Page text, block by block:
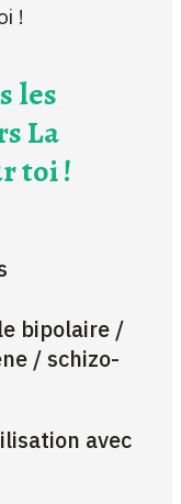
!
les
La
toi !
bipolaire /
/ schizo-
avec